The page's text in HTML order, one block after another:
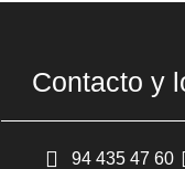
Contacto y
94 435 47 60